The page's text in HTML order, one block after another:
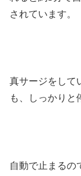
されています。
真サージをして
も、しっかりと
自動で止まるの